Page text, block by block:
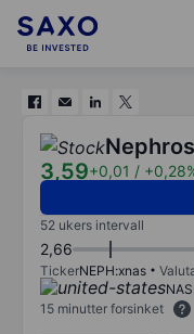
3,59+0,01 /
52 ukers intervall
2,66
TickerNEPH:xnas
15 minutter forsinket